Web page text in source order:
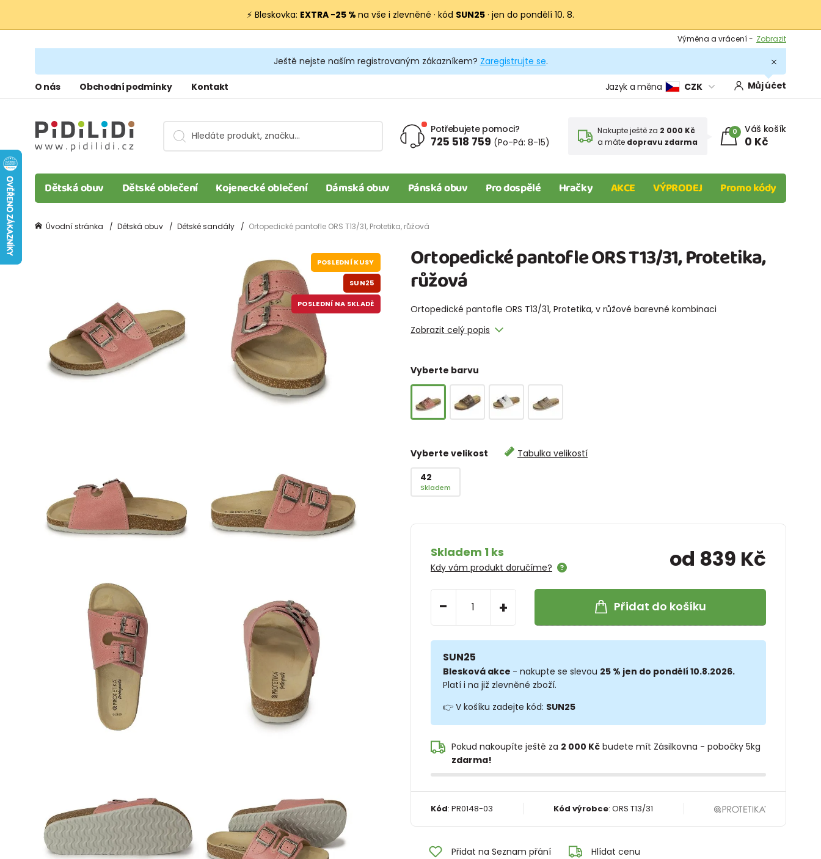
⚡ Bleskovka: EXTRA −25 % na vše i zlevněné · kód SUN25 · jen do pondělí 10. 8.
Výměna a vrácení - Zobrazit
Podmínky
Ještě nejste naším registrovaným zákazníkem? Zaregistrujte se.
O nás Obchodní podmínky Kontakt Jazyk a měna CZK Můj účet
Potřebujete pomoci?
725 518 759 (Po-Pá: 8-15)
Nakupte ještě za 2 000 Kč
a máte dopravu zdarma
0 Váš košík
0 Kč
Dětská obuv Dětské oblečení Kojenecké oblečení Dámská obuv Pánská obuv Pro dospělé Hračky AKCE VÝPRODEJ Promo kódy
Úvodní stránka Dětská obuv Dětské sandály Ortopedické pantofle ORS T13/31, Protetika, růžová
Ortopedické pantofle ORS T13/31, Protetika,
růžová
Ortopedické pantofle ORS T13/31, Protetika, v růžové barevné kombinaci
Zobrazit celý popis
Vyberte barvu
Vyberte velikost
Tabulka velikostí
42
Skladem
Skladem 1 ks
Kdy vám produkt doručíme? od 839 Kč
- + Přidat do košíku
SUN25
Blesková akce - nakupte se slevou 25 % jen do pondělí 10.8.2026.
Platí i na již zlevněné zboží.
👉 V košíku zadejte kód: SUN25
Pokud nakoupíte ještě za 2 000 Kčbudete mít Zásilkovna - pobočky 5kg
zdarma!
Kód: PR0148-03 Kód výrobce:ORS T13/31
Přidat na Seznam přání Hlídat cenu
POSLEDNÍ KUSY
SUN25
POSLEDNÍ NA SKLADĚ